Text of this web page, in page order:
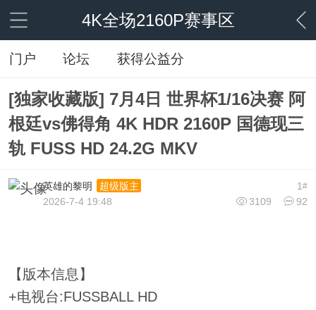
4K全场2160P赛事区
门户 论坛 获得公益分
[独家收藏版] 7月4日 世界杯1/16决赛 阿
根廷vs佛得角 4K HDR 2160P 国德现三
轨 FUSS HD 24.2G MKV
1#
英雄的黎明
超级版主
3109
92
2026-7-4 19:48
【版本信息】
+电视台:FUSSBALL HD